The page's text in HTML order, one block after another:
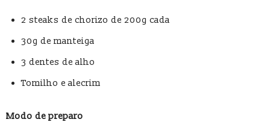
2 steaks de chorizo de 200g cada
30g de manteiga
3 dentes de alho
Tomilho e alecrim
Modo de preparo